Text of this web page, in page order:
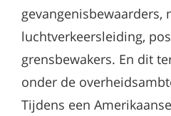
gevangenisbewaarders,
luchtverkeersleiding,
grensbewakers. En dit
onder de
Tijdens een